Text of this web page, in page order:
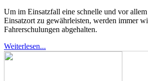
Um im Einsatzfall eine schnelle und vor
Einsatzort zu gewährleisten, werden immer
Fahrerschulungen abgehalten.
Weiterlesen...